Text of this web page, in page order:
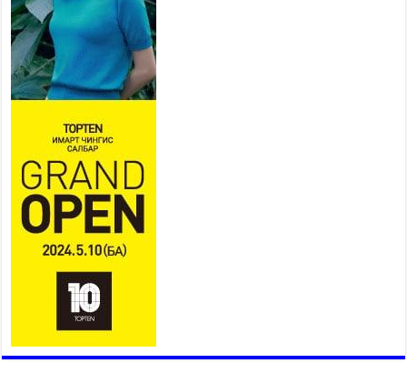
Онцгой байдлын газраас анхааруулж байна
2026 оны 7 сар 20 / 9 цаг 09 минут
311 алба хаагч, 119 техник хэрэгсэлтэй ажиллаж
үер усны аюул, болзошгүй эрсдэлээс сэргийлж
байна
Аяллаа зөв төлөвлөхийг иргэдэд зөвлөж байна
2026 оны 7 сар 16 / 11 цаг 50 минут
Үер усны болзошгүй аюулаас сэргийлж,
холбогдох байгууллагууд өндөржүүлсэн бэлэн
байдалд ажиллаж байна
2026 оны 7 сар 15 / 13 цаг 06 минут
“Дэлхийн адууны өдөр”-т 15000 морьтон оролцож
2026 оны 7 сар 15 / 11 цаг 51 минут
Шагайн харвааны насанд хүрэгчдийн багийн
төрөлд 106 багийн 848 харваач өрсөлдөж,